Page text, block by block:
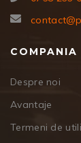
Despre noi
Avantaje
Termeni de